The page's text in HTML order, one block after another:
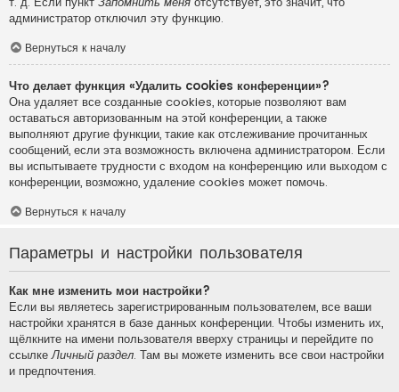
администратор отключил эту функцию.
Вернуться к началу
Что делает функция «Удалить cookies конференции»?
Она удаляет все созданные cookies, которые позволяют вам
оставаться авторизованным на этой конференции, а также
выполняют другие функции, такие как отслеживание прочитанных
сообщений, если эта возможность включена администратором. Если
вы испытываете трудности с входом на конференцию или выходом с
конференции, возможно, удаление cookies может помочь.
Вернуться к началу
Параметры и настройки пользователя
Как мне изменить мои настройки?
Если вы являетесь зарегистрированным пользователем, все ваши
настройки хранятся в базе данных конференции. Чтобы изменить их,
щёлкните на имени пользователя вверху страницы и перейдите по
ссылкеЛичный раздел. Там вы можете изменить все свои настройки
и предпочтения.